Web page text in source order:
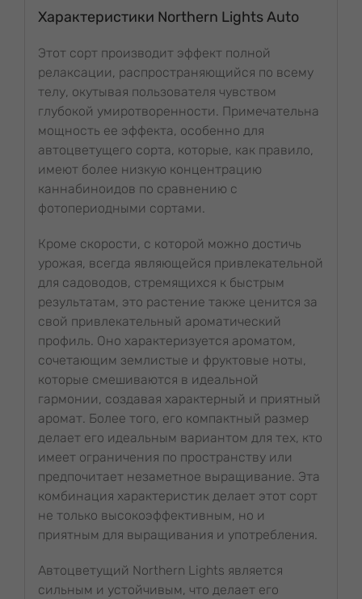
Характеристики Northern Lights Auto
Этот сорт производит эффект полной
релаксации, распространяющийся по всему
телу, окутывая пользователя чувством
глубокой умиротворенности. Примечательна
мощность ее эффекта, особенно для
автоцветущего сорта, которые, как правило,
имеют более низкую концентрацию
каннабиноидов по сравнению с
фотопериодными сортами.
Кроме скорости, с которой можно достичь
урожая, всегда являющейся привлекательной
для садоводов, стремящихся к быстрым
результатам, это растение также ценится за
свой привлекательный ароматический
профиль. Оно характеризуется ароматом,
сочетающим землистые и фруктовые ноты,
которые смешиваются в идеальной
гармонии, создавая характерный и приятный
аромат. Более того, его компактный размер
делает его идеальным вариантом для тех, кто
имеет ограничения по пространству или
предпочитает незаметное выращивание. Эта
комбинация характеристик делает этот сорт
не только высокоэффективным, но и
приятным для выращивания и употребления.
Автоцветущий Northern Lights является
сильным и устойчивым, что делает его